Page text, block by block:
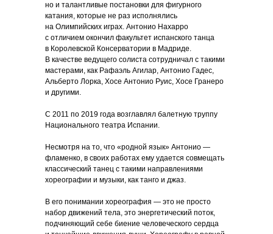
но и талантливые постановки для фигурного
катания, которые не раз исполнялись
на Олимпийских играх. Антонио Нахарро
с отличием окончил факультет испанского танца
в Королевской Консерватории в Мадриде.
В качестве ведущего солиста сотрудничал с такими
мастерами, как Рафаэль Агилар, Антонио Гадес,
Альберто Лорка, Хосе Антонио Руис, Хосе Гранеро
и другими.
С 2011 по 2019 года возглавлял балетную труппу
Национального театра Испании.
Несмотря на то, что «родной язык» Антонио —
фламенко, в своих работах ему удается совмещать
классический танец с такими направлениями
хореографии и музыки, как танго и джаз.
В его понимании хореография — это не просто
набор движений тела, это энергетический поток,
подчиняющий себе биение человеческого сердца